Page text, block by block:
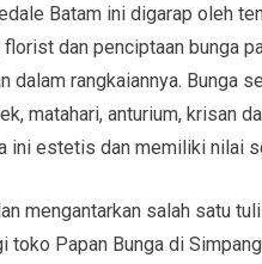
Batam ini digarap oleh
dan penciptaan bunga
rangkaiannya. Bunga
matahari, anturium, krisan
ini estetis dan memiliki nilai
mengantarkan salah satu
toko Papan Bunga di